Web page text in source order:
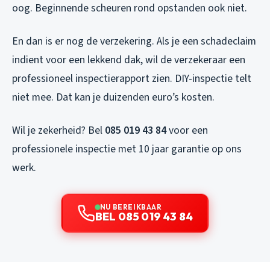
oog. Beginnende scheuren rond opstanden ook niet.
En dan is er nog de verzekering. Als je een schadeclaim
indient voor een lekkend dak, wil de verzekeraar een
professioneel inspectierapport zien. DIY-inspectie telt
niet mee. Dat kan je duizenden euro’s kosten.
Wil je zekerheid? Bel 085 019 43 84voor een
professionele inspectie met 10 jaar garantie op ons
werk.
NU BEREIKBAAR
BEL 085 019 43 84